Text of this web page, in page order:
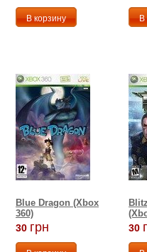
Blue Dragon (Xbox
360)
30 грн 30